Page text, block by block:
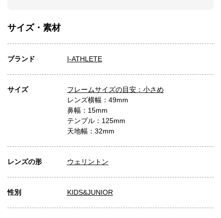
サイズ・素材
ブランド I-ATHLETE
サイズ
フレームサイズの目安：小さめ
レンズ横幅：49mm
鼻幅：15mm
テンプル：125mm
天地幅：32mm
レンズの形 ウェリントン
性別 KIDS&JUNIOR